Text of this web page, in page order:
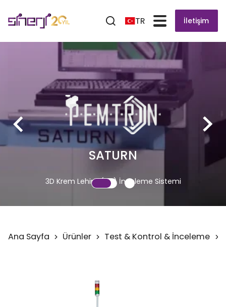
TR İletişim
SATURN
3D Krem Lehim (SPI) İnceleme Sistemi
Ana Sayfa Ürünler Test & Kontrol & İnceleme